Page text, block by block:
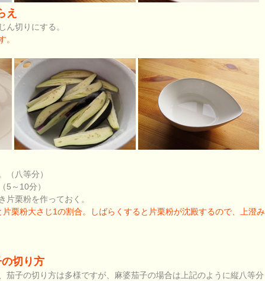
え
ん切りにする。
。
（八等分）
5～10分）
片栗粉を作っておく。
栗粉大さじ1の割合。しばらくすると片栗粉が沈殿するので、上澄み
切り方
茄子の切り方は多様ですが、麻婆茄子の場合は上記のように縦八等分